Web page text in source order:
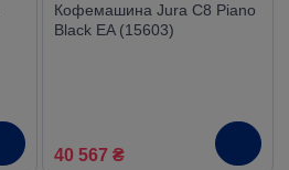
Кофемашина Jura C8 Piano
Black EA (15603)
40 567 ₴